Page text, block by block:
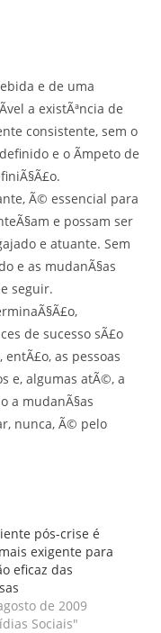
e de uma
a existÃªncia de
consistente, sem o
e o Ã­mpeto de
Ã© essencial para
e possam ser
e atuante. Sem
e as mudanÃ§as
seguir.
de sucesso sÃ£o
as pessoas
e, algumas atÃ©, a
a mudanÃ§as
nunca, Ã© pelo
pós-crise é
exigente para
eficaz das
de 2009
Sociais"